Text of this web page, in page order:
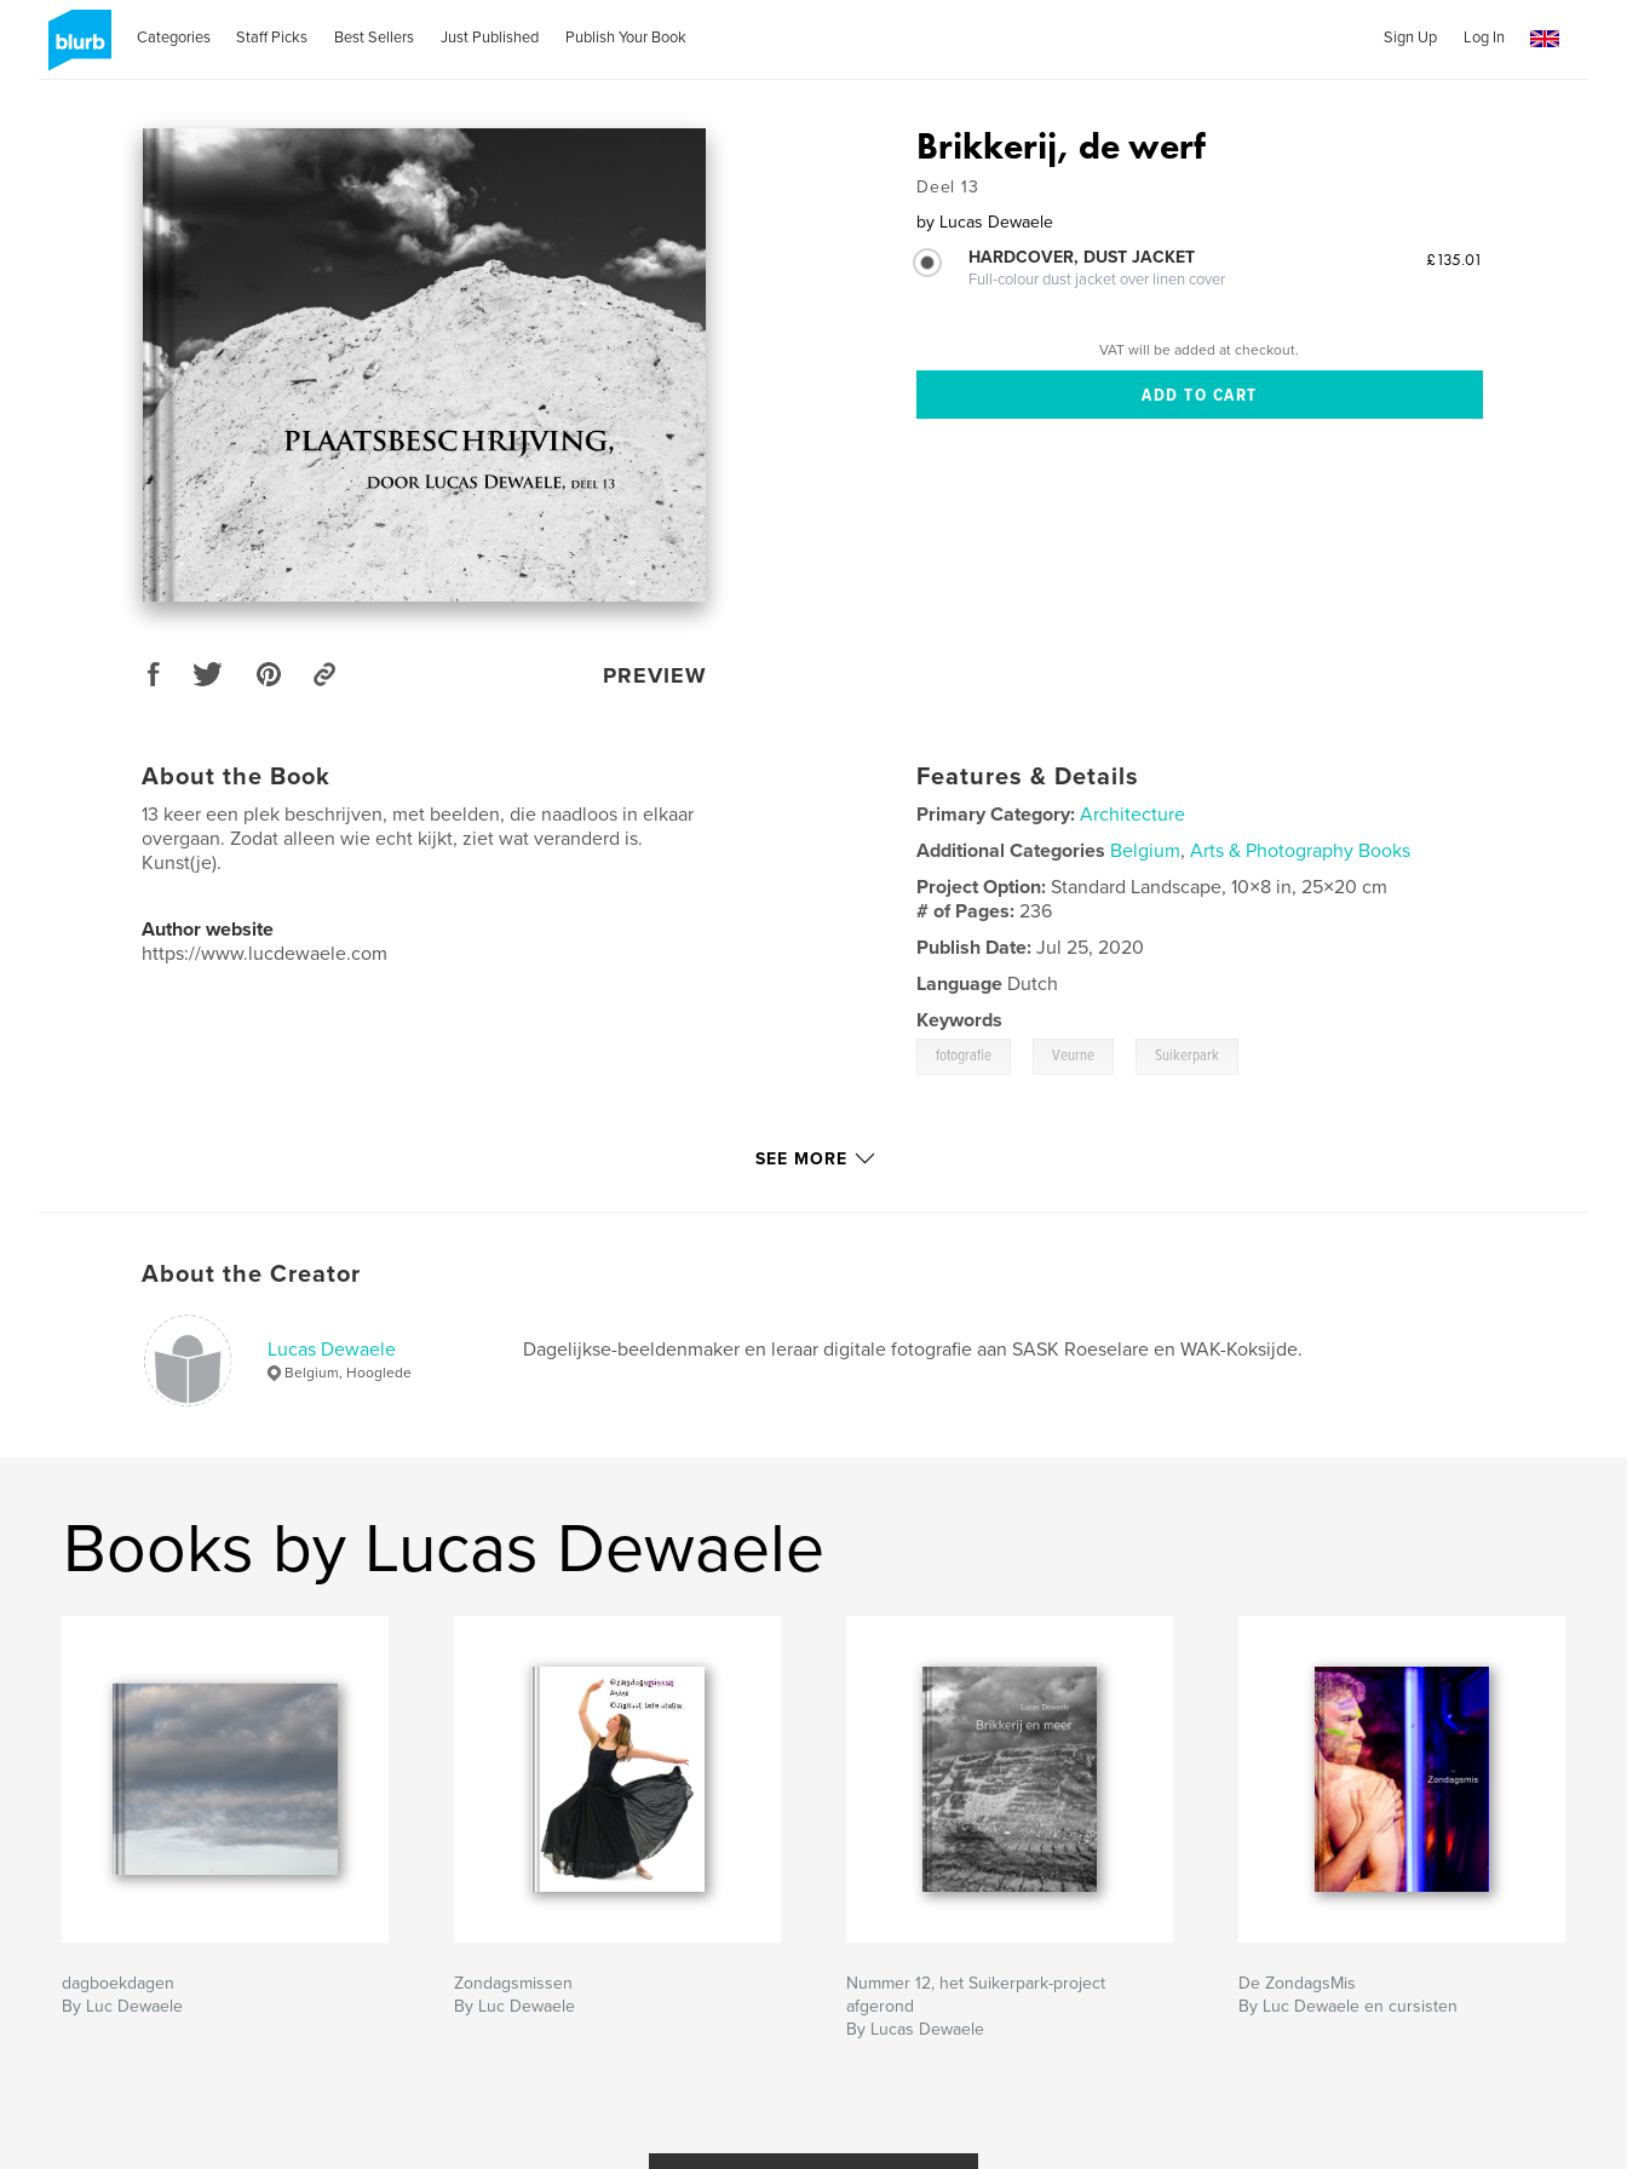
Categories Staff Picks Best Sellers Just Published Publish Your Book Sign Up Log In
PREVIEW
Brikkerij, de werf
Deel 13
by Lucas Dewaele
HARDCOVER, DUST JACKET
Full-colour dust jacket over linen cover
£135.01
VAT will be added at checkout.
About the Book
13 keer een plek beschrijven, met beelden, die naadloos in elkaar
overgaan. Zodat alleen wie echt kijkt, ziet wat veranderd is.
Kunst(je).
Author website
https://www.lucdewaele.com
Features & Details
Primary Category: Architecture
Additional Categories Belgium,Arts & Photography Books
Project Option:Standard Landscape, 10×8 in, 25×20 cm
# of Pages:236
Publish Date: Jul 25, 2020
Language Dutch
Keywords
fotografie Veurne Suikerpark
SEE MORE
About the Creator
Lucas Dewaele
Belgium, Hooglede
Dagelijkse-beeldenmaker en leraar digitale fotografie aan SASK Roeselare en WAK-Koksijde.
Books by Lucas Dewaele
dagboekdagen
By Luc Dewaele
Zondagsmissen
By Luc Dewaele
Nummer 12, het Suikerpark-project
afgerond
By Lucas Dewaele
De ZondagsMis
By Luc Dewaele en cursisten